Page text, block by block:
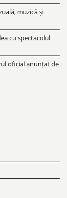
muzică și
cu spectacolul
oficial anunțat de